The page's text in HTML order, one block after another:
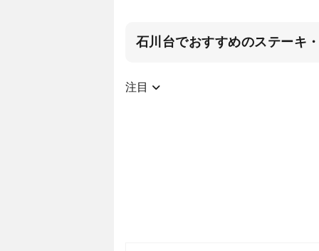
石川台でおすすめのステーキ
注目